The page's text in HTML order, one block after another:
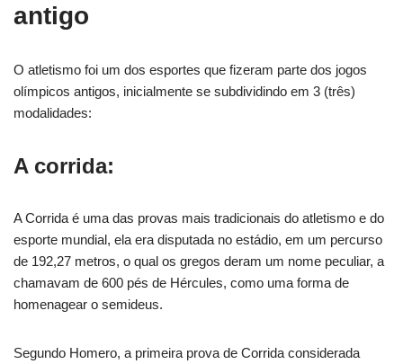
antigo
O atletismo foi um dos esportes que fizeram parte dos jogos
olímpicos antigos, inicialmente se subdividindo em 3 (três)
modalidades:
A corrida:
A Corrida é uma das provas mais tradicionais do atletismo e do
esporte mundial, ela era disputada no estádio, em um percurso
de 192,27 metros, o qual os gregos deram um nome peculiar, a
chamavam de 600 pés de Hércules, como uma forma de
homenagear o semideus.
Segundo Homero, a primeira prova de Corrida considerada